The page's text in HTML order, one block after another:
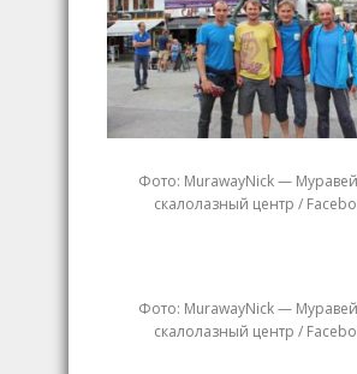
Фото: MurawayNick —
скалолазный центр /
Фото: MurawayNick —
скалолазный центр /